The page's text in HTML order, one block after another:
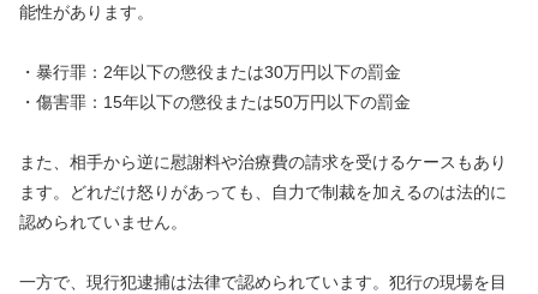
能性があります。
・暴行罪：2年以下の懲役または30万円以下の罰金
・傷害罪：15年以下の懲役または50万円以下の罰金
また、相手から逆に慰謝料や治療費の請求を受けるケースもあり
ます。どれだけ怒りがあっても、自力で制裁を加えるのは法的に
認められていません。
一方で、現行犯逮捕は法律で認められています。犯行の現場を目